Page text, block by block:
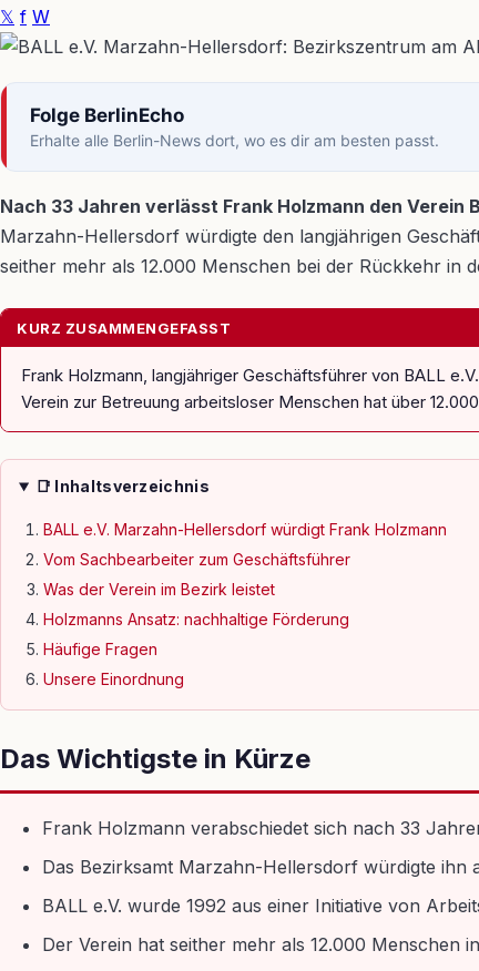
𝕏 f W
Folge BerlinEcho
Erhalte alle Berlin-News dort, wo es dir am besten passt.
Nach 33 Jahren verlässt Frank Holzmann den Verein
Marzahn-Hellersdorf würdigte den langjährigen
seither mehr als 12.000 Menschen bei der Rückkehr in
KURZ ZUSAMMENGEFASST
Frank Holzmann, langjähriger Geschäftsführer von BALL
Verein zur Betreuung arbeitsloser Menschen hat über
📑 Inhaltsverzeichnis
BALL e.V. Marzahn-Hellersdorf würdigt Frank Holzmann
Vom Sachbearbeiter zum Geschäftsführer
Was der Verein im Bezirk leistet
Holzmanns Ansatz: nachhaltige Förderung
Häufige Fragen
Unsere Einordnung
Das Wichtigste in Kürze
Frank Holzmann verabschiedet sich nach 33
Das Bezirksamt Marzahn-Hellersdorf würdigte ihn
BALL e.V. wurde 1992 aus einer Initiative von
Der Verein hat seither mehr als 12.000 Menschen